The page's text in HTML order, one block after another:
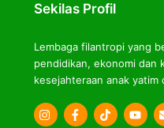
Sekilas Profil
Lembaga filantropi yang
pendidikan, ekonomi dan
kesejahteraan anak yatim
Icon
Icon
Icon